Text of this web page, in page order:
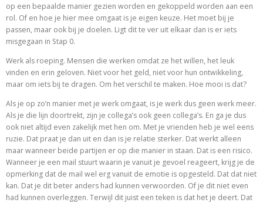
op een bepaalde manier gezien worden en gekoppeld worden aan een
rol. Of en hoe je hier mee omgaat is je eigen keuze. Het moet bij je
passen, maar ook bij je doelen. Ligt dit te ver uit elkaar dan is er iets
misgegaan in Stap 0.
Werk als roeping. Mensen die werken omdat ze het willen, het leuk
vinden en erin geloven. Niet voor het geld, niet voor hun ontwikkeling,
maar om iets bij te dragen. Om het verschil te maken. Hoe mooi is dat?
Als je op zo’n manier met je werk omgaat, is je werk dus geen werk meer.
Als je die lijn doortrekt, zijn je collega’s ook geen collega’s. En ga je dus
ook niet altijd even zakelijk met hen om. Met je vrienden heb je wel eens
ruzie. Dat praat je dan uit en dan is je relatie sterker. Dat werkt alleen
maar wanneer beide partijen er op die manier in staan. Dat is een risico.
Wanneer je een mail stuurt waarin je vanuit je gevoel reageert, krijg je de
opmerking dat de mail wel erg vanuit de emotie is opgesteld. Dat dat niet
kan. Dat je dit beter anders had kunnen verwoorden. Of je dit niet even
had kunnen overleggen. Terwijl dit juist een teken is dat het je deert. Dat